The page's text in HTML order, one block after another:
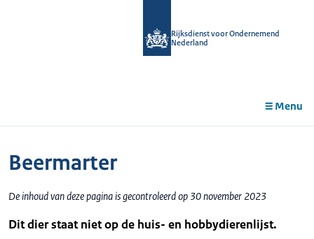
Rijksdienst voor Ondernemend
Nederland
Menu
Beermarter
De inhoud van deze pagina is gecontroleerd op 30 november 2023
Dit dier staat niet op de huis- en hobbydierenlijst.